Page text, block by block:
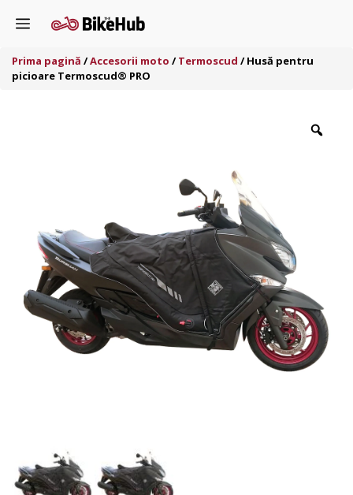
Menu
Prima pagină /Accesorii moto /Termoscud / Husă pentru
picioare Termoscud® PRO